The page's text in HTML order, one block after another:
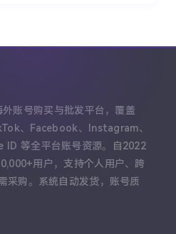
账号购买与批发平台，覆盖
、Facebook、Instagram、
等全平台账号资源。自2022
用户，支持个人用户、跨
采购。系统自动发货，账号质